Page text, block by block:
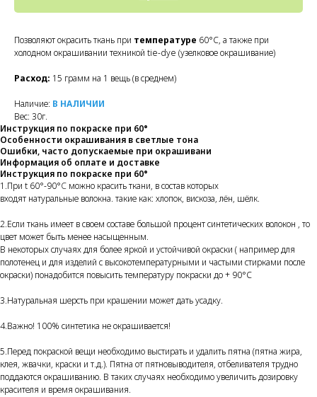
Позволяют окрасить ткань при температуре 60°C, а также при
холодном окрашивании техникой tie-dye (узелковое окрашивание)
Расход: 15 грамм на 1 вещь (в среднем)
Наличие: В НАЛИЧИИ
Вес: 30г.
Инструкция по покраске при 60°
Особенности окрашивания в светлые тона
Ошибки, часто допускаемые при окрашивани
Информация об оплате и доставке
Инструкция по покраске при 60°
1.При t 60°-90°C можно красить ткани, в состав которых
входят натуральные волокна. такие как: хлопок, вискоза, лён, шёлк.
2.Если ткань имеет в своем составе большой процент синтетических волокон , то
цвет может быть менее насыщенным.
В некоторых случаях для более яркой и устойчивой окраски ( например для
полотенец и для изделий с высокотемпературными и частыми стирками после
окраски) понадобится повысить температуру покраски до + 90°С
3.Натуральная шерсть при крашении может дать усадку.
4.Важно! 100% синтетика не окрашивается!
5.Перед покраской вещи необходимо выстирать и удалить пятна (пятна жира,
клея, жвачки, краски и т.д.). Пятна от пятновыводителя, отбеливателя трудно
поддаются окрашиванию. В таких случаях необходимо увеличить дозировку
красителя и время окрашивания.